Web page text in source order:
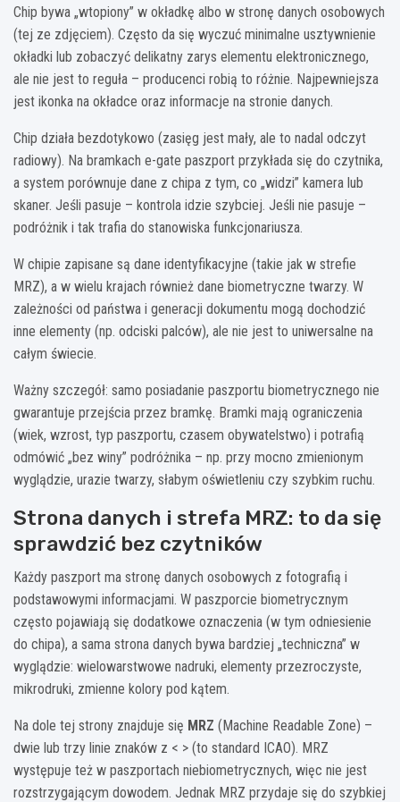
Chip bywa „wtopiony” w okładkę albo w stronę danych osobowych
(tej ze zdjęciem). Często da się wyczuć minimalne usztywnienie
okładki lub zobaczyć delikatny zarys elementu elektronicznego,
ale nie jest to reguła – producenci robią to różnie. Najpewniejsza
jest ikonka na okładce oraz informacje na stronie danych.
Chip działa bezdotykowo (zasięg jest mały, ale to nadal odczyt
radiowy). Na bramkach e-gate paszport przykłada się do czytnika,
a system porównuje dane z chipa z tym, co „widzi” kamera lub
skaner. Jeśli pasuje – kontrola idzie szybciej. Jeśli nie pasuje –
podróżnik i tak trafia do stanowiska funkcjonariusza.
W chipie zapisane są dane identyfikacyjne (takie jak w strefie
MRZ), a w wielu krajach również dane biometryczne twarzy. W
zależności od państwa i generacji dokumentu mogą dochodzić
inne elementy (np. odciski palców), ale nie jest to uniwersalne na
całym świecie.
Ważny szczegół: samo posiadanie paszportu biometrycznego nie
gwarantuje przejścia przez bramkę. Bramki mają ograniczenia
(wiek, wzrost, typ paszportu, czasem obywatelstwo) i potrafią
odmówić „bez winy” podróżnika – np. przy mocno zmienionym
wyglądzie, urazie twarzy, słabym oświetleniu czy szybkim ruchu.
Strona danych i strefa MRZ: to da się
sprawdzić bez czytników
Każdy paszport ma stronę danych osobowych z fotografią i
podstawowymi informacjami. W paszporcie biometrycznym
często pojawiają się dodatkowe oznaczenia (w tym odniesienie
do chipa), a sama strona danych bywa bardziej „techniczna” w
wyglądzie: wielowarstwowe nadruki, elementy przezroczyste,
mikrodruki, zmienne kolory pod kątem.
Na dole tej strony znajduje się MRZ (Machine Readable Zone) –
dwie lub trzy linie znaków z < > (to standard ICAO). MRZ
występuje też w paszportach niebiometrycznych, więc nie jest
rozstrzygającym dowodem. Jednak MRZ przydaje się do szybkiej